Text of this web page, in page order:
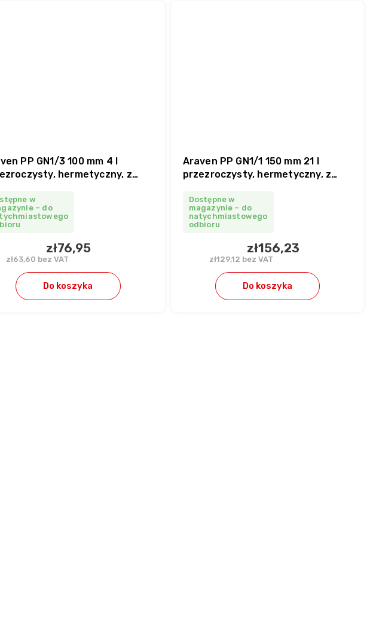
PP GN1/3 100 mm 4 l
hermetyczny, z
w
– do
zł63,60 bez VAT
zł76,95
Do koszyka
Araven PP GN1/1 150 mm 21 l
przezroczysty, hermetyczny, z
Dostępne w
magazynie – do
natychmiastowego
odbioru
zł129,12 bez VAT
zł156,23
Do koszyka